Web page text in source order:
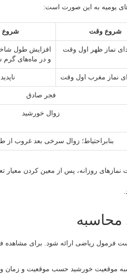
یومیه به این صورت است:
شروع وقت شروع
نماز ظهر اول وقت
افزایش طول شاخص به
و در ماه‌های گرم سال تا ۷/۷
نماز مغرب اول وقت
فجر صادق
زوال خورشید
بنابراحتیاط؛ زوال سرخی بعد غروب
نمازهای روزانه، پس از معین کردن
فرمول ریاضی ارائه شود. برای مشاهده
موقعیت خورشید حسب موقعیت و زمان